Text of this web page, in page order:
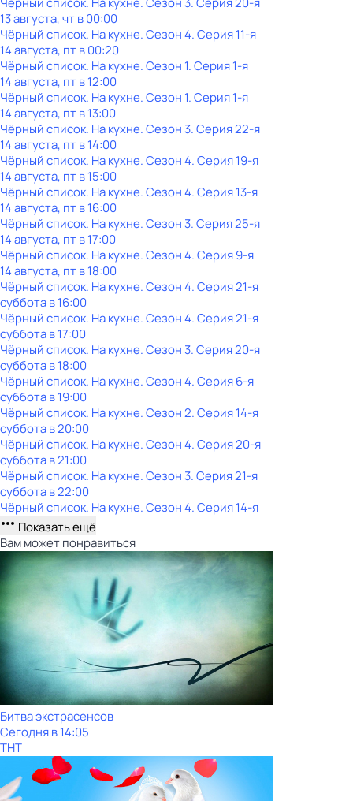
13 августа, чт в 00:00
Чёрный список. На кухне. Сезон 4. Серия 11-я
14 августа, пт в 00:20
Чёрный список. На кухне. Сезон 1. Серия 1-я
14 августа, пт в 12:00
Чёрный список. На кухне. Сезон 1. Серия 1-я
14 августа, пт в 13:00
Чёрный список. На кухне. Сезон 3. Серия 22-я
14 августа, пт в 14:00
Чёрный список. На кухне. Сезон 4. Серия 19-я
14 августа, пт в 15:00
Чёрный список. На кухне. Сезон 4. Серия 13-я
14 августа, пт в 16:00
Чёрный список. На кухне. Сезон 3. Серия 25-я
14 августа, пт в 17:00
Чёрный список. На кухне. Сезон 4. Серия 9-я
14 августа, пт в 18:00
Чёрный список. На кухне. Сезон 4. Серия 21-я
субботав16:00
Чёрный список. На кухне. Сезон 4. Серия 21-я
субботав17:00
Чёрный список. На кухне. Сезон 3. Серия 20-я
субботав18:00
Чёрный список. На кухне. Сезон 4. Серия 6-я
субботав19:00
Чёрный список. На кухне. Сезон 2. Серия 14-я
субботав20:00
Чёрный список. На кухне. Сезон 4. Серия 20-я
субботав21:00
Чёрный список. На кухне. Сезон 3. Серия 21-я
субботав22:00
Чёрный список. На кухне. Сезон 4. Серия 14-я
Показать ещё
Вам может понравиться
Битва экстрасенсов
Сегодня в 14:05
ТНТ